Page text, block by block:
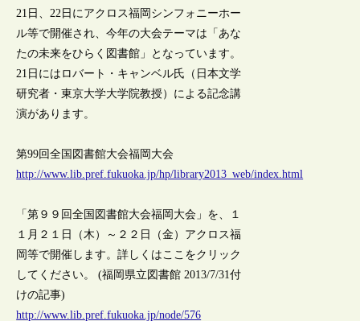
21日、22日にアクロス福岡シンフォニーホー
ル等で開催され、今年の大会テーマは「あな
たの未来をひらく図書館」となっています。
21日にはロバート・キャンベル氏（日本文学
研究者・東京大学大学院教授）による記念講
演があります。
第99回全国図書館大会福岡大会
http://www.lib.pref.fukuoka.jp/hp/library2013_web/index.html
「第９９回全国図書館大会福岡大会」を、１
１月２１日（木）～２２日（金）アクロス福
岡等で開催します。詳しくはここをクリック
してください。 (福岡県立図書館 2013/7/31付
けの記事)
http://www.lib.pref.fukuoka.jp/node/576